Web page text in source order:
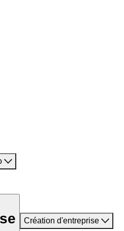
Création d'entreprise